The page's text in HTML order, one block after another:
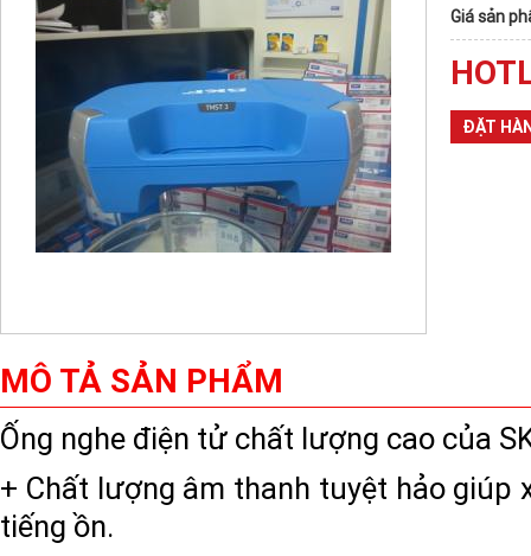
Giá sản
ĐẶT
MÔ TẢ SẢN PHẨM
Ống nghe điện tử chất lượng cao của
+ Chất lượng âm thanh tuyệt hảo giúp
tiếng ồn.